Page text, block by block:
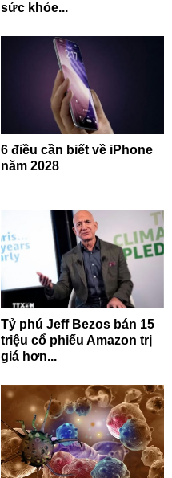
sức khỏe...
6 điều cần biết về iPhone
năm 2028
Tỷ phú Jeff Bezos bán 15
triệu cổ phiếu Amazon trị
giá hơn...